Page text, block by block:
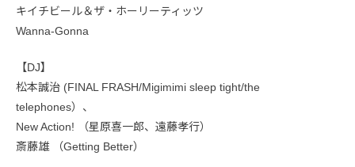
キイチビール＆ザ・ホーリーティッツ
Wanna-Gonna
【DJ】
松本誠治 (FINAL FRASH/Migimimi sleep tight/the
telephones）、
New Action! （星原喜一郎、遠藤孝行）
斎藤雄 （Getting Better）